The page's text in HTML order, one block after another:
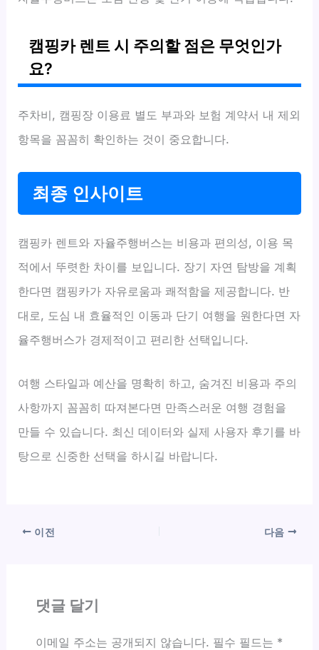
캠핑카 렌트 시 주의할 점은 무엇인가
요?
주차비, 캠핑장 이용료 별도 부과와 보험 계약서 내 제외
항목을 꼼꼼히 확인하는 것이 중요합니다.
최종 인사이트
캠핑카 렌트와 자율주행버스는 비용과 편의성, 이용 목
적에서 뚜렷한 차이를 보입니다. 장기 자연 탐방을 계획
한다면 캠핑카가 자유로움과 쾌적함을 제공합니다. 반
대로, 도심 내 효율적인 이동과 단기 여행을 원한다면 자
율주행버스가 경제적이고 편리한 선택입니다.
여행 스타일과 예산을 명확히 하고, 숨겨진 비용과 주의
사항까지 꼼꼼히 따져본다면 만족스러운 여행 경험을
만들 수 있습니다. 최신 데이터와 실제 사용자 후기를 바
탕으로 신중한 선택을 하시길 바랍니다.
이전 다음
댓글 달기
이메일 주소는 공개되지 않습니다. 필수 필드는 *